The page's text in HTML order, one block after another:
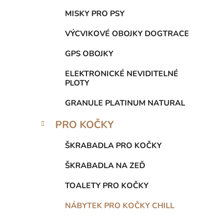
MISKY PRO PSY
VÝCVIKOVÉ OBOJKY DOGTRACE
GPS OBOJKY
ELEKTRONICKÉ NEVIDITELNÉ
PLOTY
GRANULE PLATINUM NATURAL
PRO KOČKY
ŠKRABADLA PRO KOČKY
ŠKRABADLA NA ZEĎ
TOALETY PRO KOČKY
NÁBYTEK PRO KOČKY CHILL